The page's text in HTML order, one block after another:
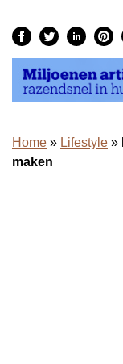
Home » Lifestyle »
maken